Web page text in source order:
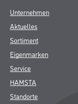
Unternehmen
Aktuelles
Sortiment
Eigenmarken
Service
HAMSTA
Standorte